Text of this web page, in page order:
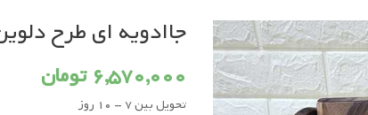
جاادویه ای طرح
6,570,000 تومان
تحویل بین 7 - 10 روز